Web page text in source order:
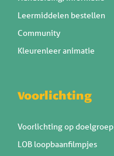
Leermiddelen bestellen
Community
Kleurenleer animatie
Voorlichting
Voorlichting op doelgroep
LOB loopbaanfilmpjes